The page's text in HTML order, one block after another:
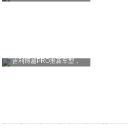
吉利博越PRO推新车型，